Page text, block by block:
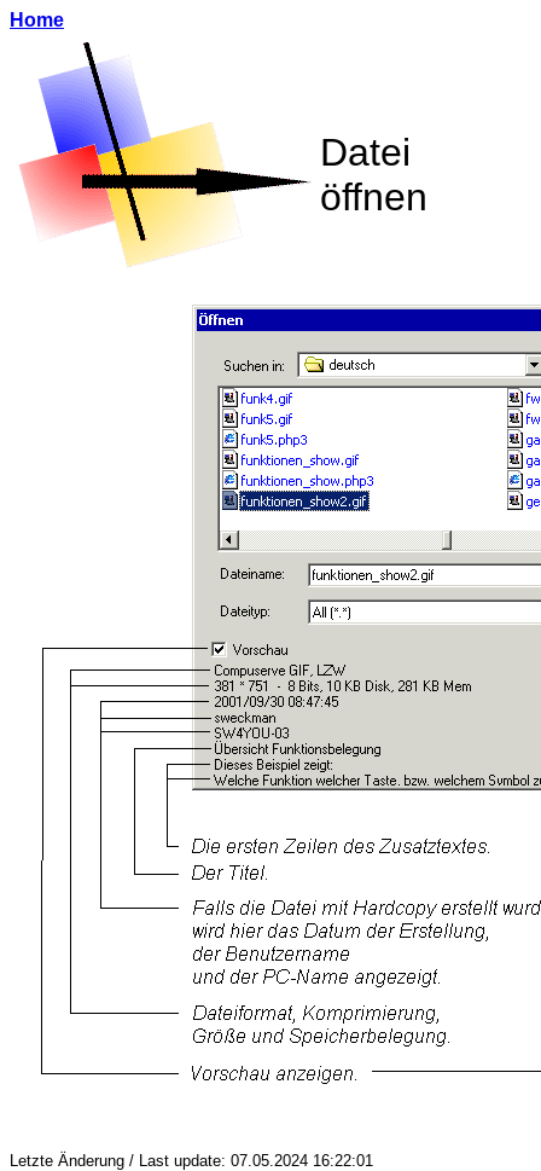
Home
Datei
öffnen
Letzte Änderung / Last update: 07.05.2024 16:22:01